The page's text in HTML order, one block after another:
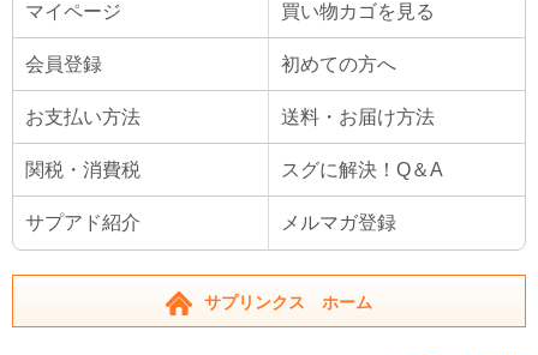
マイページ 買い物カゴを見る
会員登録 初めての方へ
お支払い方法 送料・お届け方法
関税・消費税 スグに解決！Q＆A
サプアド紹介 メルマガ登録
サプリンクス ホーム